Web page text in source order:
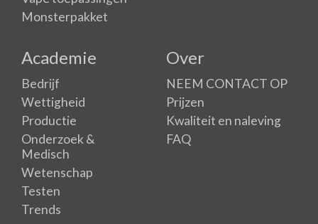
Monsterpakket
Academie
Bedrijf
Wettigheid
Productie
Onderzoek &
Medisch
Wetenschap
Testen
Trends
Over
NEEM CONTACT OP
Prijzen
Kwaliteit en naleving
FAQ